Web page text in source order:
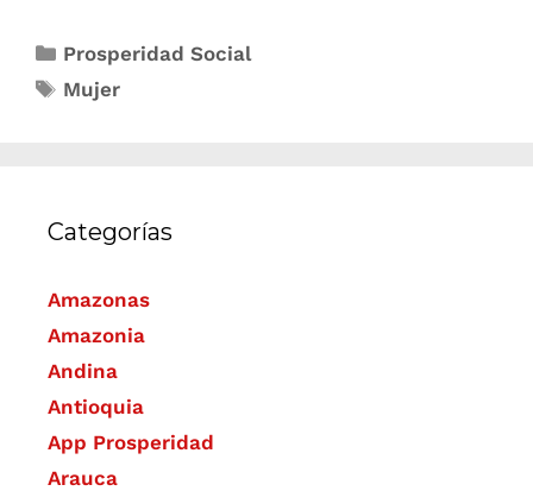
Prosperidad Social
Mujer
Categorías
Amazonas
Amazonia
Andina
Antioquia
App Prosperidad
Arauca